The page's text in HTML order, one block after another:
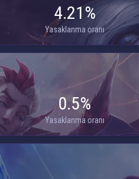
4.21%
Yasaklanma oranı
0.5%
Yasaklanma oranı